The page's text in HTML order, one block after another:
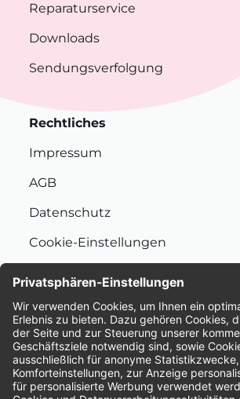
Reparaturservice
Downloads
Sendungsverfolgung
Rechtliches
Impressum
AGB
Datenschutz
Cookie-Einstellungen
Bewertungen